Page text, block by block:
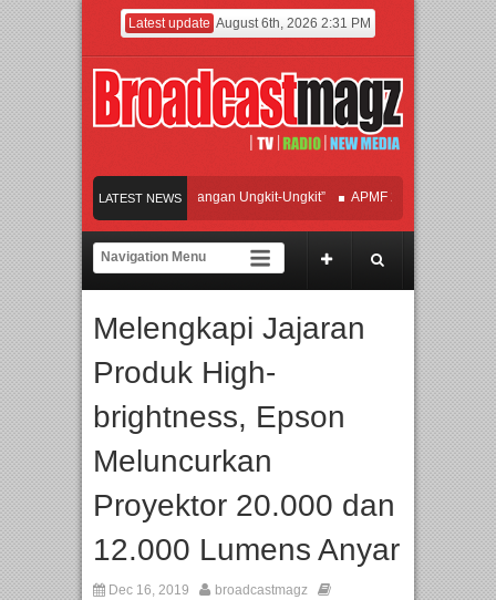
Latest update August 6th, 2026 2:31 PM
LATEST NEWS
Hipdut Modern “Jangan Ungkit-Ungkit” APMF 2026 Dorong Industri
Perpaduan Warisan Dan Semangat Lokal, BIRKENSTOCK INDONESIA
Orchestra Presents The Beatles & Queen – feat. Marcello Tahitoe dan Sandhy
Melengkapi Jajaran
Produk High-
brightness, Epson
Meluncurkan
Proyektor 20.000 dan
12.000 Lumens Anyar
Dec 16, 2019
broadcastmagz